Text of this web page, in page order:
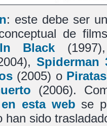
: este debe ser
de
Black
Spiderman
(2005) o
(2006).
en esta web se
han sido